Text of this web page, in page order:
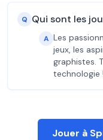
Q Qui sont les
A Les
jeux, les
graphistes.
technologie !
Jouer à